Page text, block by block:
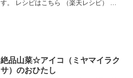
す。 レシピはこちら （楽天レシピ） 約
絶品山菜☆アイコ（ミヤマイラク
サ）のおひたし